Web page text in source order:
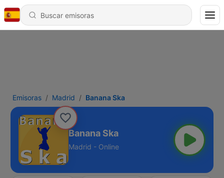
Emisoras Madrid Banana Ska
Banana Ska
Madrid - Online